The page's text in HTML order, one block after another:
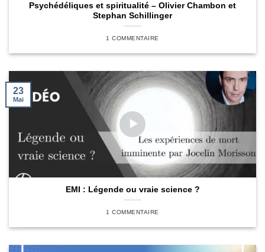
Psychédéliques et spiritualité – Olivier Chambon et
Stephan Schillinger
1 COMMENTAIRE
EMI : Légende ou vraie science ?
1 COMMENTAIRE
23
Mai